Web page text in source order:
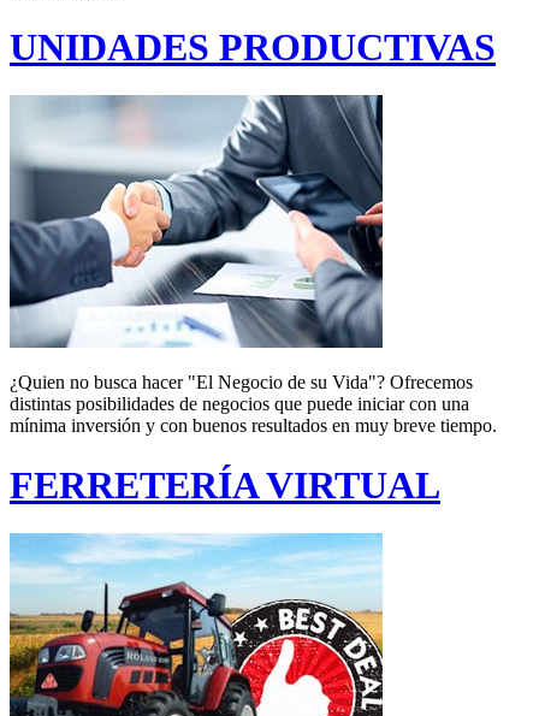
UNIDADES PRODUCTIVAS
¿Quien no busca hacer "El Negocio de su Vida"? Ofrecemos
distintas posibilidades de negocios que puede iniciar con una
mínima inversión y con buenos resultados en muy breve tiempo.
FERRETERÍA VIRTUAL